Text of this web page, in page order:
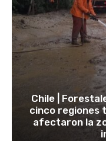
Chile |
cinco regiones
afectaron la